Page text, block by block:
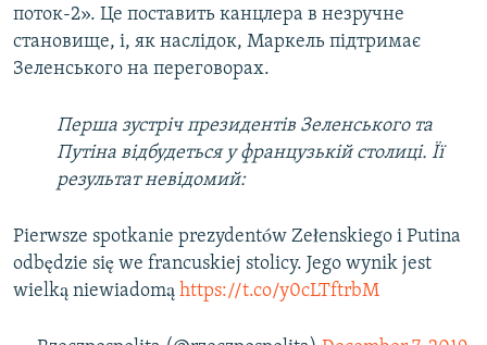
поток-2». Це поставить канцлера в незручне
становище, і, як наслідок, Маркель підтримає
Зеленського на переговорах.
Перша зустріч президентів Зеленського та
Путіна відбудеться у французькій столиці. Її
результат невідомий:
Pierwsze spotkanie prezydentów Zełenskiego i Putina
odbędzie się we francuskiej stolicy. Jego wynik jest
wielką niewiadomą https://t.co/y0cLTftrbM